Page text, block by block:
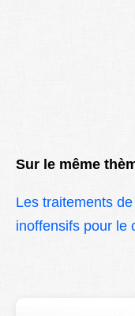
Sur le même
Les traitements
inoffensifs pour le